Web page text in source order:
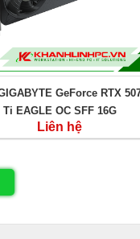
GeForce RTX
Ti EAGLE OC SFF 16G
Liên hệ